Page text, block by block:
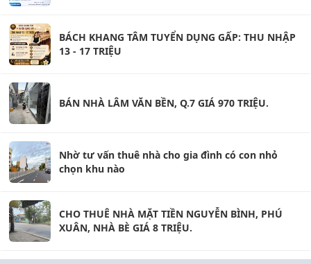
BÁCH KHANG TÂM TUYỂN DỤNG GẤP: THU NHẬP
13 - 17 TRIỆU
BÁN NHÀ LÂM VĂN BỀN, Q.7 GIÁ 970 TRIỆU.
Nhờ tư vấn thuê nhà cho gia đình có con nhỏ
chọn khu nào
CHO THUÊ NHÀ MẶT TIỀN NGUYỄN BÌNH, PHÚ
XUÂN, NHÀ BÈ GIÁ 8 TRIỆU.